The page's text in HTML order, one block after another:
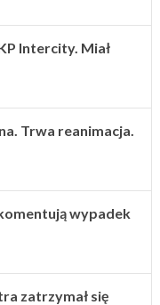
Intercity. Miał
Trwa reanimacja.
wypadek
zatrzymał się